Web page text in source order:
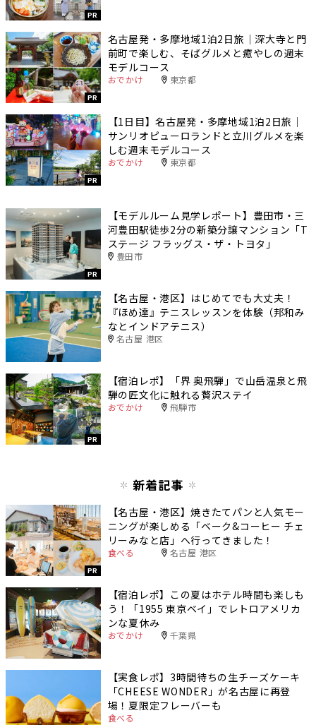
PR
PR
名古屋発・多摩地域1泊2日旅｜深大寺と門
前町で楽しむ、そばグルメと癒やしの週末
モデルコース
おでかけ 東京都
PR
【1日目】名古屋発・多摩地域1泊2日旅｜
サンリオピューロランドと立川グルメを楽
しむ週末モデルコース
おでかけ 東京都
PR
【モデルルーム見学レポート】豊田市・三
河豊田駅徒歩2分の新築分譲マンション「T
ステージ フラッグス・ザ・トヨタ」
豊田市
【名古屋・港区】はじめてでも大丈夫！
『ほめ達』テニスレッスンを体験（邦和み
なとインドアテニス）
名古屋 港区
PR
【宿泊レポ】「界 奥飛騨」で山岳温泉と飛
騨の匠文化に触れる贅沢ステイ
おでかけ 飛騨市
新着記事
PR
【名古屋・港区】焼きたてパンと人気モー
ニングが楽しめる「ベーク&コーヒー チェ
リーみなと店」へ行ってきました！
食べる 名古屋 港区
【宿泊レポ】この夏はホテル時間も楽しも
う！「1955 東京ベイ」でレトロアメリカ
ンな夏休み
おでかけ 千葉県
【実食レポ】3時間待ちの生チーズケーキ
「CHEESE WONDER」が名古屋に再登
場！夏限定フレーバーも
食べる